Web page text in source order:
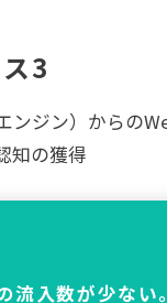
3
ンジン）からの
知の獲得
流入数が少ない